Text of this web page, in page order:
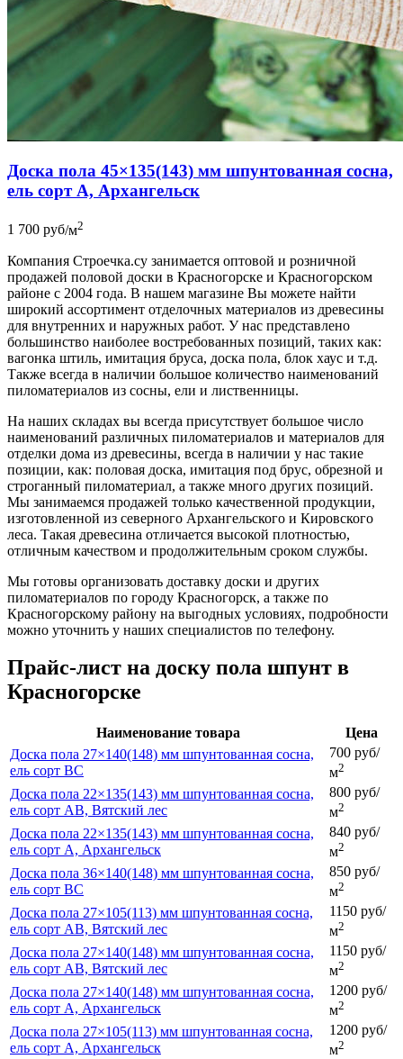
Доска пола 45×135(143) мм шпунтованная сосна,
ель сорт А, Архангельск
1 700 руб/м2
Компания Строечка.су занимается оптовой и розничной
продажей половой доски в Красногорске и Красногорском
районе с 2004 года. В нашем магазине Вы можете найти
широкий ассортимент отделочных материалов из древесины
для внутренних и наружных работ. У нас представлено
большинство наиболее востребованных позиций, таких как:
вагонка штиль, имитация бруса, доска пола, блок хаус и т.д.
Также всегда в наличии большое количество наименований
пиломатериалов из сосны, ели и лиственницы.
На наших складах вы всегда присутствует большое число
наименований различных пиломатериалов и материалов для
отделки дома из древесины, всегда в наличии у нас такие
позиции, как: половая доска, имитация под брус, обрезной и
строганный пиломатериал, а также много других позиций.
Мы занимаемся продажей только качественной продукции,
изготовленной из северного Архангельского и Кировского
леса. Такая древесина отличается высокой плотностью,
отличным качеством и продолжительным сроком службы.
Мы готовы организовать доставку доски и других
пиломатериалов по городу Красногорск, а также по
Красногорскому району на выгодных условиях, подробности
можно уточнить у наших специалистов по телефону.
Прайс-лист на доску пола шпунт в
Красногорске
Наименование товара
Цена
Доска пола 27×140(148) мм шпунтованная сосна,
ель сорт ВС
700 руб/
м2
Доска пола 22×135(143) мм шпунтованная сосна,
ель сорт АВ, Вятский лес
800 руб/
м2
Доска пола 22×135(143) мм шпунтованная сосна,
ель сорт А, Архангельск
840 руб/
м2
Доска пола 36×140(148) мм шпунтованная сосна,
ель сорт ВС
850 руб/
м2
Доска пола 27×105(113) мм шпунтованная сосна,
ель сорт АB, Вятский лес
1150 руб/
м2
Доска пола 27×140(148) мм шпунтованная сосна,
ель сорт АВ, Вятский лес
1150 руб/
м2
Доска пола 27×140(148) мм шпунтованная сосна,
ель сорт А, Архангельск
1200 руб/
м2
Доска пола 27×105(113) мм шпунтованная сосна,
ель сорт А, Архангельск
1200 руб/
м2